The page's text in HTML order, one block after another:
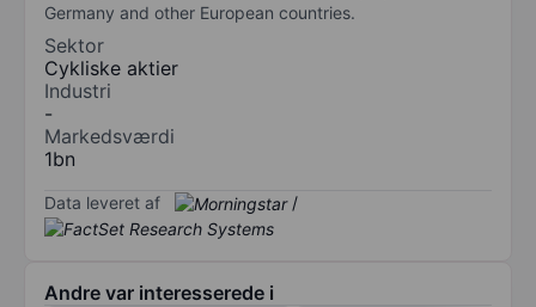
Germany and other European countries.
Sektor
Cykliske aktier
Industri
-
Markedsværdi
1bn
Data leveret af /
Andre var interesserede i